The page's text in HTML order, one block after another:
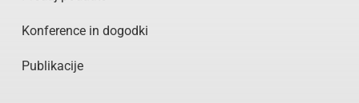
Konference in dogodki
Publikacije